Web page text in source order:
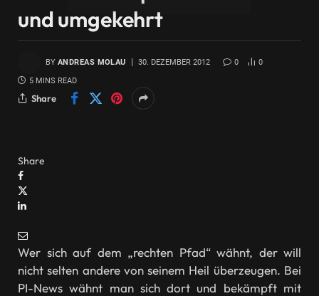
und umgekehrt
BY ANDREAS MOLAU 30. DEZEMBER 2012 0 0
5 MINS READ
Share
Share
Wer sich auf dem „rechten Pfad“ wähnt, der will
nicht selten andere von seinem Heil überzeugen. Bei
PI-News wähnt man sich dort und bekämpft mit